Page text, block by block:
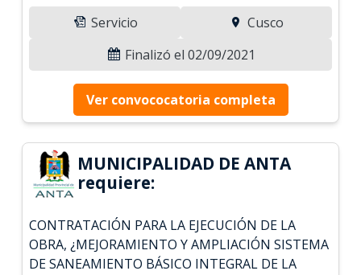
Servicio
Cusco
Finalizó el 02/09/2021
Ver convococatoria completa
MUNICIPALIDAD DE ANTA
requiere:
CONTRATACIÓN PARA LA EJECUCIÓN DE LA
OBRA, ¿MEJORAMIENTO Y AMPLIACIÓN SISTEMA
DE SANEAMIENTO BÁSICO INTEGRAL DE LA